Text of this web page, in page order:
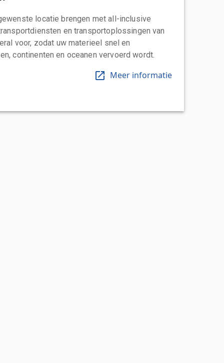
locatie brengen met all-inclusive
en transportoplossingen van
voor, zodat uw materieel snel en
continenten en oceanen vervoerd wordt.
Meer informatie